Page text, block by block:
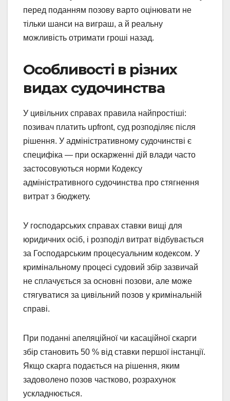
перед поданням позову варто оцінювати не
тільки шанси на виграш, а й реальну
можливість отримати гроші назад.
Особливості в різних
видах судочинства
У цивільних справах правила найпростіші:
позивач платить upfront, суд розподіляє після
рішення. У адміністративному судочинстві є
специфіка — при оскарженні дій влади часто
застосовуються норми Кодексу
адміністративного судочинства про стягнення
витрат з бюджету.
У господарських справах ставки вищі для
юридичних осіб, і розподіл витрат відбувається
за Господарським процесуальним кодексом. У
кримінальному процесі судовий збір зазвичай
не сплачується за основні позови, але може
стягуватися за цивільний позов у кримінальній
справі.
При поданні апеляційної чи касаційної скарги
збір становить 50 % від ставки першої інстанції.
Якщо скарга подається на рішення, яким
задоволено позов частково, розрахунок
ускладнюється.